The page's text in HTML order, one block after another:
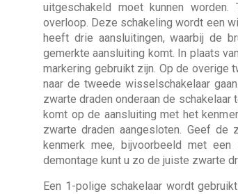
uitgeschakeld moet kunnen
overloop. Deze schakeling wordt een
heeft drie aansluitingen, waarbij de
gemerkte aansluiting komt. In plaats
markering gebruikt zijn. Op de overige
naar de tweede wisselschakelaar
zwarte draden onderaan de
komt op de aansluiting met het
zwarte draden aangesloten. Geef
kenmerk mee, bijvoorbeeld met
demontage kunt u zo de juiste zwarte
Een 1-polige schakelaar wordt